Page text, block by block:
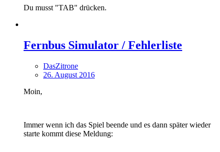
Du musst "TAB" drücken.
Fernbus Simulator / Fehlerliste
DasZitrone
26. August 2016
Moin,
Immer wenn ich das Spiel beende und es dann später wieder
starte kommt diese Meldung: